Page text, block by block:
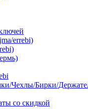
errebi)
Чехлы/Бирки/
со скидкой